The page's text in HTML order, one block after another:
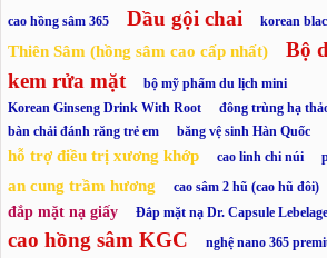
cao hồng sâm 365
Dầu gội chai korean
Thiên Sâm (hồng sâm cao cấp nhất)
Bộ
kem rửa mặt
bộ mỹ phẩm du lịch mini
Korean Ginseng Drink With Root
đông trùng hạ
bàn chải đánh răng trẻ em
băng vệ sinh Hàn Quốc
hỗ trợ điều trị xương khớp cao linh chi núi
an cung trầm hương cao sâm 2 hũ (cao hũ đôi)
đắp mặt nạ giấy Đắp mặt nạ Dr. Capsule
cao hồng sâm KGC nghệ nano 365